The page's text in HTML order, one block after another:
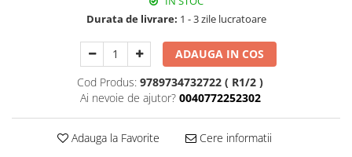
Durata de livrare: 1 - 3 zile lucratoare
ADAUGA IN COS
Cod Produs: 9789734732722 ( R1/2 )
Ai nevoie de ajutor? 0040772252302
Adauga la Favorite Cere informatii